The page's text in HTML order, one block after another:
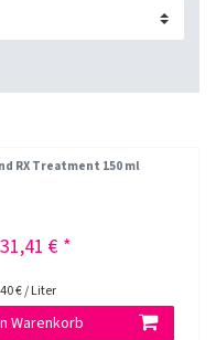
RX Treatment 150 ml
31,41 € *
€ / Liter
Warenkorb